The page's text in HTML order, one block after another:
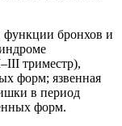
бронхов и
триместр),
форм; язвенная
в период
форм.